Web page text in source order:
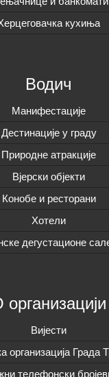
кухиња
Водич
Манифестације
Дестинације у граду
Природне атракције
Вјерски објекти
Конобе и ресторани
Хотели
дегустационе
организацији
Вијeсти
организација Града
телефонски